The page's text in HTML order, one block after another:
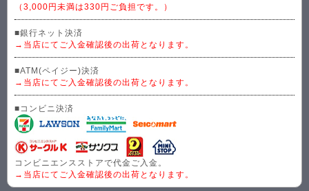
（3,000円未満は330円ご負担です。）
■銀行ネット決済
→当店にてご入金確認後の出荷となります。
■ATM(ペイジー)決済
→当店にてご入金確認後の出荷となります。
■コンビニ決済
コンビニエンスストアで代金ご入金。
→当店にてご入金確認後の出荷となります。